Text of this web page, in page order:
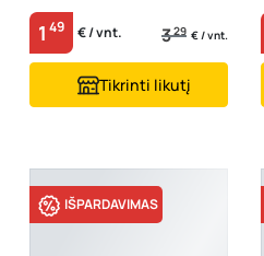
1 49 € / vnt. 329 € / vnt.
Tikrinti likutį
IŠPARDAVIMAS